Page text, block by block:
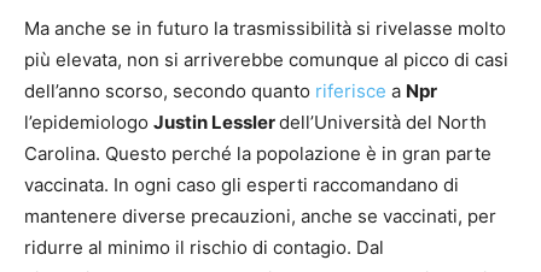
Ma anche se in futuro la trasmissibilità si rivelasse molto
più elevata, non si arriverebbe comunque al picco di casi
dell’anno scorso, secondo quanto riferisce a Npr
l’epidemiologo Justin Lesslerdell’Università del North
Carolina. Questo perché la popolazione è in gran parte
vaccinata. In ogni caso gli esperti raccomandano di
mantenere diverse precauzioni, anche se vaccinati, per
ridurre al minimo il rischio di contagio. Dal